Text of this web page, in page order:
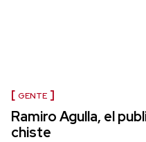
GENTE
Ramiro Agulla, el
chiste